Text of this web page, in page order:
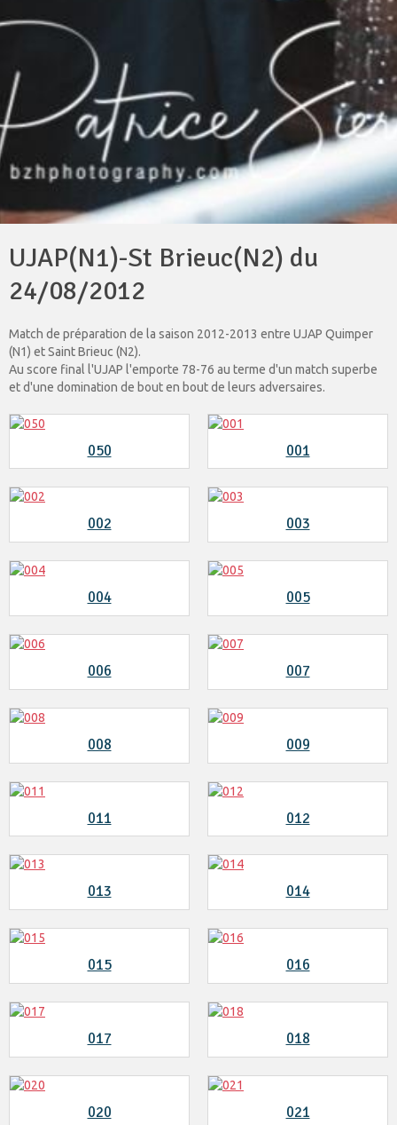
UJAP(N1)-St Brieuc(N2) du
24/08/2012
Match de préparation de la saison 2012-2013 entre UJAP Quimper
(N1) et Saint Brieuc (N2).
Au score final l'UJAP l'emporte 78-76 au terme d'un match superbe
et d'une domination de bout en bout de leurs adversaires.
050 001
002 003
004 005
006 007
008 009
011 012
013 014
015 016
017 018
020 021